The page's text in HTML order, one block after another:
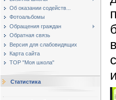
Об оказании содейств...
Фотоальбомы
Обращения граждан
Обратная связь
Версия для слабовидящих
Карта сайта
ТОР "Моя школа"
Статистика